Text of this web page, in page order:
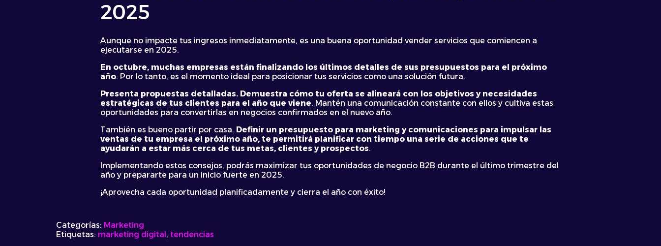
2025
Aunque no impacte tus ingresos inmediatamente, es una buena oportunidad vender servicios que comiencen a
ejecutarse en 2025.
En octubre, muchas empresas están finalizando los últimos detalles de sus presupuestos para el próximo
año. Por lo tanto, es el momento ideal para posicionar tus servicios como una solución futura.
Presenta propuestas detalladas. Demuestra cómo tu oferta se alineará con los objetivos y necesidades
estratégicas de tus clientes para el año que viene. Mantén una comunicación constante con ellos y cultiva estas
oportunidades para convertirlas en negocios confirmados en el nuevo año.
También es bueno partir por casa. Definir un presupuesto para marketing y comunicaciones para impulsar las
ventas de tu empresa el próximo año, te permitirá planificar con tiempo una serie de acciones que te
ayudarán a estar más cerca de tus metas, clientes y prospectos.
Implementando estos consejos, podrás maximizar tus oportunidades de negocio B2B durante el último trimestre del
año y prepararte para un inicio fuerte en 2025.
¡Aprovecha cada oportunidad planificadamente y cierra el año con éxito!
Categorías: Marketing
Etiquetas: marketing digital, tendencias